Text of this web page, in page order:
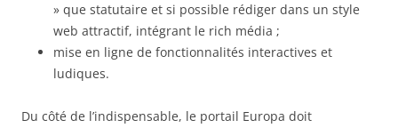
» que statutaire et si possible rédiger dans un style
web attractif, intégrant le rich média ;
mise en ligne de fonctionnalités interactives et
ludiques.
Du côté de l’indispensable, le portail Europa doit